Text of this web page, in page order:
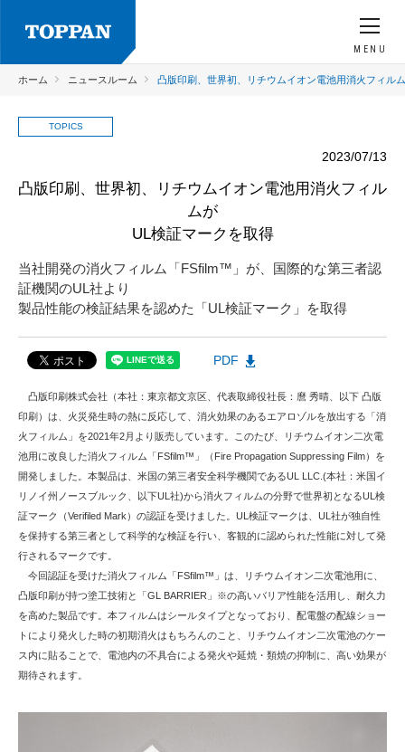
MENU
ホーム ニュースルーム 凸版印刷、世界初、リチウムイオン電池用消火フィル
TOPICS
2023/07/13
凸版印刷、世界初、リチウムイオン電池用消火フィル
ムが
UL検証マークを取得
当社開発の消火フィルム「FSfilm™」が、国際的な第三者認
証機関のUL社より
製品性能の検証結果を認めた「UL検証マーク」を取得
PDF
凸版印刷株式会社（本社：東京都文京区、代表取締役社長：麿 秀晴、以下 凸版
印刷）は、火災発生時の熱に反応して、消火効果のあるエアロゾルを放出する「消
火フィルム」を2021年2月より販売しています。このたび、リチウムイオン二次電
池用に改良した消火フィルム「FSfilm™」（Fire Propagation Suppressing Film）を
開発しました。本製品は、米国の第三者安全科学機関であるUL LLC.(本社：米国イ
リノイ州ノースブルック、以下UL社)から消火フィルムの分野で世界初となるUL検
証マーク（Verifiled Mark）の認証を受けました。UL検証マークは、UL社が独自性
を保持する第三者として科学的な検証を行い、客観的に認められた性能に対して発
行されるマークです。
今回認証を受けた消火フィルム「FSfilm™」は、リチウムイオン二次電池用に、
凸版印刷が持つ塗工技術と「GL BARRIER」※の高いバリア性能を活用し、耐久力
を高めた製品です。本フィルムはシールタイプとなっており、配電盤の配線ショー
トにより発火した時の初期消火はもちろんのこと、リチウムイオン二次電池のケー
ス内に貼ることで、電池内の不具合による発火や延焼・類焼の抑制に、高い効果が
期待されます。